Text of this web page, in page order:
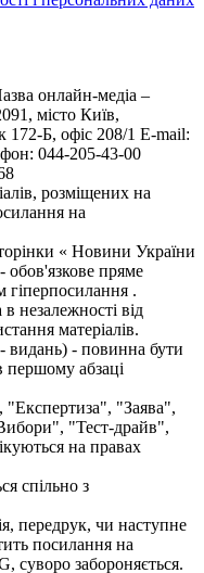
онлайн-медіа –
місто Київ,
Б, офіс 208/1 E-mail:
044-205-43-00
розміщених на
на
« Новини України
обов'язкове пряме
гіперпосилання .
незалежності від
матеріалів.
видань) - повинна бути
першому абзаці
"Заява",
"Тест-драйв",
на правах
спільно з
передрук, чи наступне
посилання на
суворо забороняється.